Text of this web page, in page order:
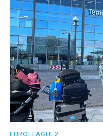
EUROLEAGUE2